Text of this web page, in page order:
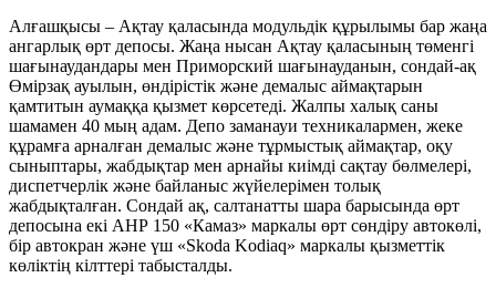
Алғашқысы – Ақтау қаласында модульдік құрылымы бар жаңа
ангарлық өрт депосы. Жаңа нысан Ақтау қаласының төменгі
шағынаудандары мен Приморский шағынауданын, сондай-ақ
Өмірзақ ауылын, өндірістік және демалыс аймақтарын
қамтитын аумаққа қызмет көрсетеді. Жалпы халық саны
шамамен 40 мың адам. Депо заманауи техникалармен, жеке
құрамға арналған демалыс және тұрмыстық аймақтар, оқу
сыныптары, жабдықтар мен арнайы киімді сақтау бөлмелері,
диспетчерлік және байланыс жүйелерімен толық
жабдықталған. Сондай ақ, салтанатты шара барысында өрт
депосына екі АНР 150 «Камаз» маркалы өрт сөндіру автокөлі,
бір автокран және үш «Skoda Kodiaq» маркалы қызметтік
көліктің кілттері табысталды.